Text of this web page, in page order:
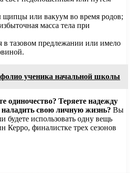
щипцы или вакуум во время родов;
масса тела при
в тазовом предлежании или имело
ученика начальной школы
одиночество? Теряете надежду
свою личную жизнь? Вы
будете использовать одну вещь
Керро, финалистке трех сезонов